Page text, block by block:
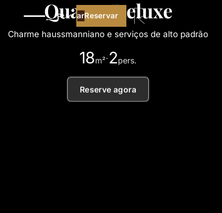
Pt Reservar
Reservar
Quarto Deluxe
Charme haussmanniano e serviços de alto padrão
18m²·2pers.
Reserve agora